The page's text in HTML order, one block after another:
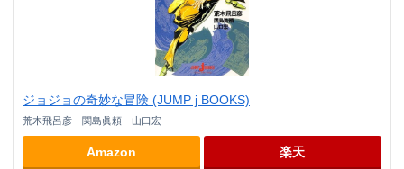
ジョジョの奇妙な冒険 (JUMP j BOOKS)
荒木飛呂彦 関島眞頼 山口宏
Amazon 楽天